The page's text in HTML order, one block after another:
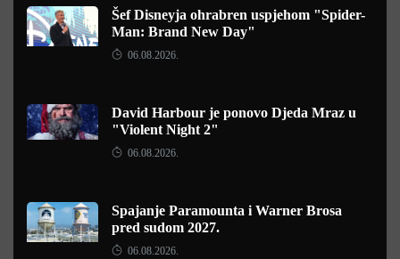
Šef Disneyja ohrabren uspjehom "Spider-
Man: Brand New Day"
06.08.2026.
David Harbour je ponovo Djeda Mraz u
"Violent Night 2"
06.08.2026.
Spajanje Paramounta i Warner Brosa
pred sudom 2027.
06.08.2026.